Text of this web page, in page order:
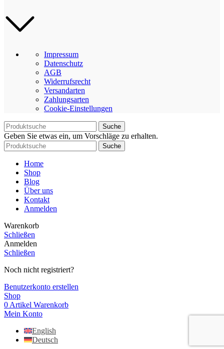
Impressum
Datenschutz
AGB
Widerrufsrecht
Versandarten
Zahlungsarten
Cookie-Einstellungen
Suche
Geben Sie etwas ein, um Vorschläge zu erhalten.
Suche
Home
Shop
Blog
Über uns
Kontakt
Anmelden
Warenkorb
Schließen
Anmelden
Schließen
Noch nicht registriert?
Benutzerkonto erstellen
Shop
0 Artikel Warenkorb
Mein Konto
English
Deutsch